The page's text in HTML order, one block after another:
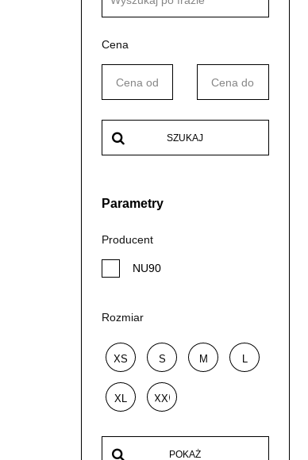
Cena
SZUKAJ
Parametry
Producent
NU90
Rozmiar
XS S M L
XL XXL
POKAŻ